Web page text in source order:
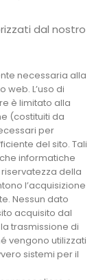
dal nostro
necessaria alla
L’uso di
è limitato alla
(costituiti da
per
del sito. Tali
informatiche
della
l’acquisizione
Nessun dato
acquisito dal
trasmissione di
vengono utilizzati
sistemi per il